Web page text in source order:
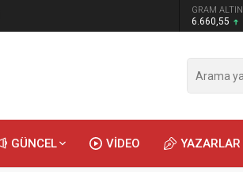
GRAM ALTIN
6.660,55
GÜNCEL VİDEO YAZARLAR